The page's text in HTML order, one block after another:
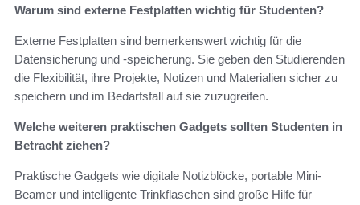
Warum sind externe Festplatten wichtig für Studenten?
Externe Festplatten sind bemerkenswert wichtig für die
Datensicherung und -speicherung. Sie geben den Studierenden
die Flexibilität, ihre Projekte, Notizen und Materialien sicher zu
speichern und im Bedarfsfall auf sie zuzugreifen.
Welche weiteren praktischen Gadgets sollten Studenten in
Betracht ziehen?
Praktische Gadgets wie digitale Notizblöcke, portable Mini-
Beamer und intelligente Trinkflaschen sind große Hilfe für